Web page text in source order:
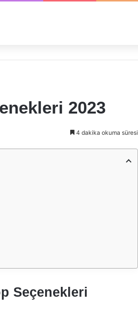
2023
4 dakika okuma süresi
Seçenekleri